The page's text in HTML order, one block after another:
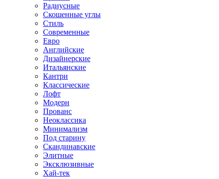
Радиусные
Скошенные углы
Стиль
Современные
Евро
Английские
Дизайнерские
Итальянские
Кантри
Классические
Лофт
Модерн
Прованс
Неоклассика
Минимализм
Под старину
Скандинавские
Элитные
Эксклюзивные
Хай-тек